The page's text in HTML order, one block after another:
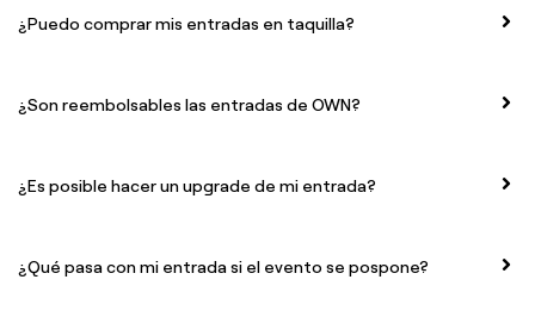
¿Puedo comprar mis entradas en taquilla?
¿Son reembolsables las entradas de OWN?
¿Es posible hacer un upgrade de mi entrada?
¿Qué pasa con mi entrada si el evento se pospone?